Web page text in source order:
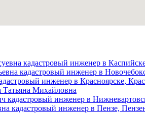
кадастровый инженер в
кадастровый инженер в
инженер в Красноярске,
Михайловна
кадастровый инженер в
кадастровый инженер в Пензе,